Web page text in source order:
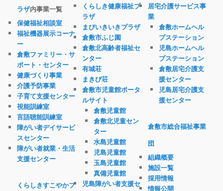
ラザ内事業一覧
保健福祉相談室
福祉機器展示コーナ
ー
倉敷ファミリー・サ
ポート・センター
健康づくり事業
介護予防事業
子育て支援センター
視能訓練室
言語聴能訓練室
障がい者デイサービ
スセンター
障がい者就業・生活
支援センター
くらしきすこやかプ
くらしき健康福祉プ
ラザ
まびいきいきプラザ
倉敷市ふじ園
倉敷北高齢者福祉セ
ンター
有城荘
まきび荘
倉敷市児童館ポータ
ルサイト
倉敷児童館
倉敷北児童セン
ター
水島児童館
児島児童館
玉島児童館
真備児童館
児島障がい者支援セ
居宅介護サービス事
業
倉敷ホームヘル
プステーション
児島ホームヘル
プステーション
倉敷居宅介護支
援センター
児島居宅介護支
援センター
倉敷市総合福祉事業
団
組織概要
施設一覧
採用情報
情報公開